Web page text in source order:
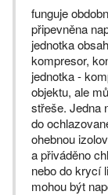
funguje
připevněna
jednotka
kompresor,
jednotka -
objektu, ale
střeše. Jedna
do
ohebnou
a přiváděno
nebo do krycí
mohou být